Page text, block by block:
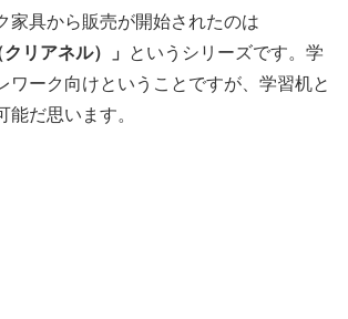
家具から販売が開始されたのは
リアネル）」
というシリーズです。学
ワーク向けということですが、学習机と
能だ思います。